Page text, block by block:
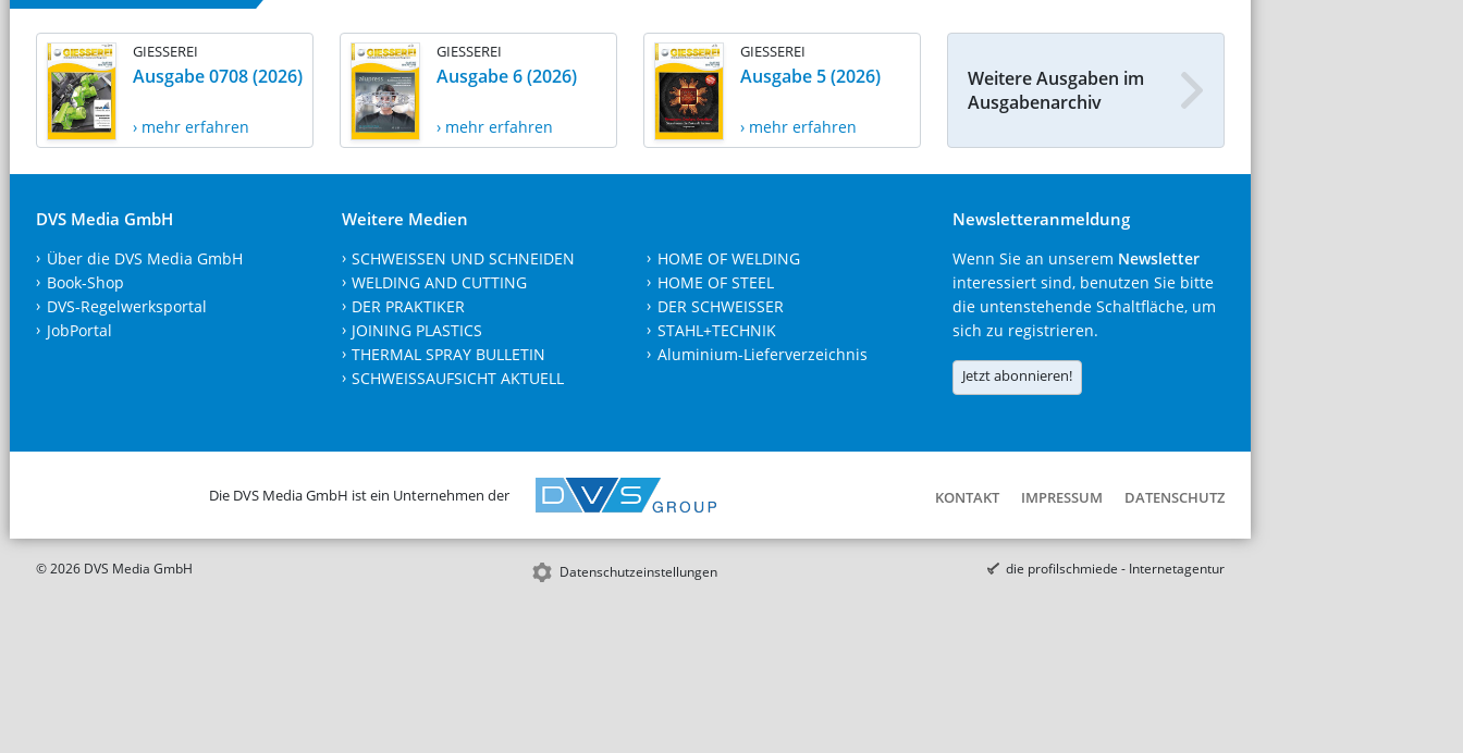
GIESSEREI
Ausgabe 0708 (2026)
› mehr erfahren
GIESSEREI
Ausgabe 6 (2026)
› mehr erfahren
GIESSEREI
Ausgabe 5 (2026)
› mehr erfahren
Weitere Ausgaben im
Ausgabenarchiv
DVS Media GmbH
Über die DVS Media GmbH
Book-Shop
DVS-Regelwerksportal
JobPortal
Weitere Medien
SCHWEISSEN UND SCHNEIDEN
WELDING AND CUTTING
DER PRAKTIKER
JOINING PLASTICS
THERMAL SPRAY BULLETIN
SCHWEISSAUFSICHT AKTUELL
HOME OF WELDING
HOME OF STEEL
DER SCHWEISSER
STAHL+TECHNIK
Aluminium-Lieferverzeichnis
Newsletteranmeldung
Wenn Sie an unserem Newsletter
interessiert sind, benutzen Sie bitte
die untenstehende Schaltfläche, um
sich zu registrieren.
Jetzt abonnieren!
Die DVS Media GmbH ist ein Unternehmen der KONTAKT IMPRESSUM DATENSCHUTZ
© 2026 DVS Media GmbH Datenschutzeinstellungen die profilschmiede - Internetagentur